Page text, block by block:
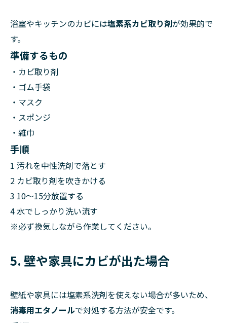
浴室やキッチンのカビには塩素系カビ取り剤が効果的で
す。
準備するもの
・カビ取り剤
・ゴム手袋
・マスク
・スポンジ
・雑巾
手順
1 汚れを中性洗剤で落とす
2 カビ取り剤を吹きかける
3 10〜15分放置する
4 水でしっかり洗い流す
※必ず換気しながら作業してください。
5. 壁や家具にカビが出た場合
壁紙や家具には塩素系洗剤を使えない場合が多いため、
消毒用エタノールで対処する方法が安全です。